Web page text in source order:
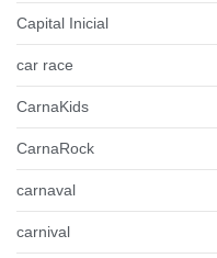
Capital Inicial
car race
CarnaKids
CarnaRock
carnaval
carnival